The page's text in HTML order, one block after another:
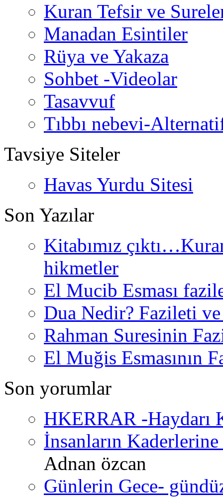
Kuran Tefsir ve
Manadan Esintiler
Rüya ve Yakaza
Sohbet -Videolar
Tasavvuf
Tıbbı nebevi-
Tavsiye Siteler
Havas Yurdu Sitesi
Son Yazılar
Kitabımız
hikmetler
El Mucib Esması
Dua Nedir? Fazileti
Rahman Suresinin
El Muğis Esmasının
Son yorumlar
HKERRAR -Haydarı
İnsanların
Adnan özcan
Günlerin Gece-